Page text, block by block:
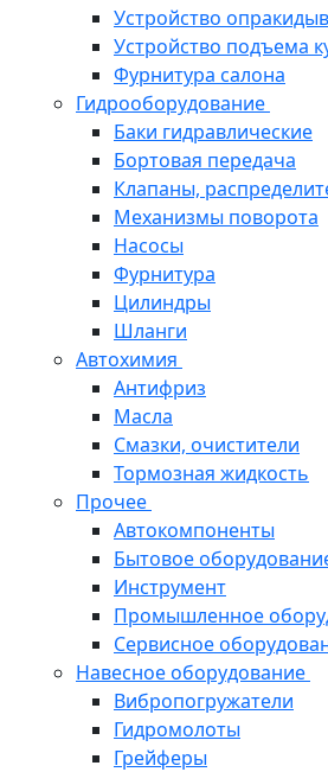
Устройство
Устройство подъема
Фурнитура салона
Гидрооборудование
Баки гидравлические
Бортовая передача
Клапаны,
Механизмы поворота
Насосы
Фурнитура
Цилиндры
Шланги
Автохимия
Антифриз
Масла
Смазки, очистители
Тормозная жидкость
Прочее
Автокомпоненты
Бытовое
Инструмент
Промышленное
Сервисное
Навесное оборудование
Вибропогружатели
Гидромолоты
Грейферы